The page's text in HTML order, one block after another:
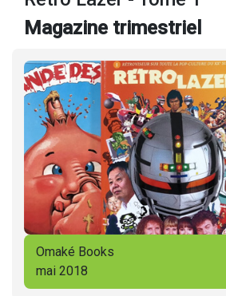
Magazine trimestriel
Omaké Books
mai 2018